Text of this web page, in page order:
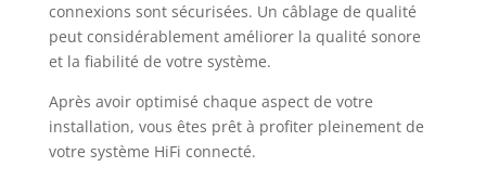
connexions sont sécurisées. Un câblage de qualité
peut considérablement améliorer la qualité sonore
et la fiabilité de votre système.
Après avoir optimisé chaque aspect de votre
installation, vous êtes prêt à profiter pleinement de
votre système HiFi connecté.